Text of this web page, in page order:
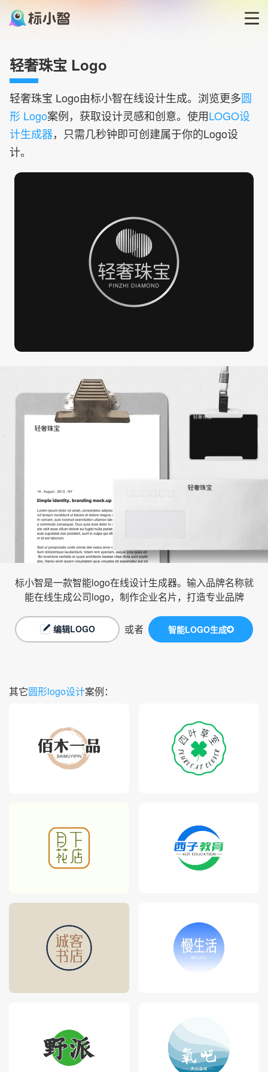
LOGO生成器
LOGO模板
轻奢珠宝 Logo
轻奢珠宝 Logo由标小智在线设计生成。浏览更多圆
形 Logo案例，获取设计灵感和创意。使用LOGO设
计生成器，只需几秒钟即可创建属于你的Logo设
计。
标小智是一款智能logo在线设计生成器。输入品牌名称就
能在线生成公司logo，制作企业名片，打造专业品牌
编辑LOGO 或者 智能LOGO生成
其它圆形logo设计案例：